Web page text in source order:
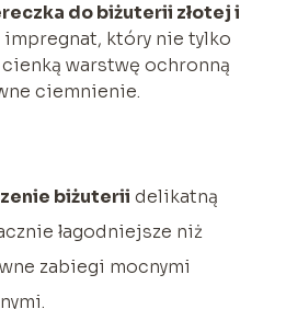
do biżuterii złotej i
impregnat, który nie tylko
warstwę ochronną
ciemnienie.
biżuterii delikatną
łagodniejsze niż
zabiegi mocnymi